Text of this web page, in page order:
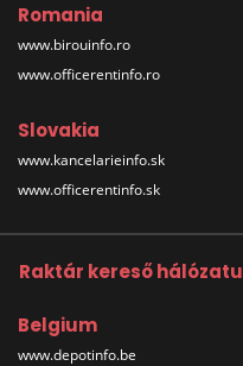
Romania
www.birouinfo.ro
www.officerentinfo.ro
Slovakia
www.kancelarieinfo.sk
www.officerentinfo.sk
Raktár kereső
Belgium
www.depotinfo.be